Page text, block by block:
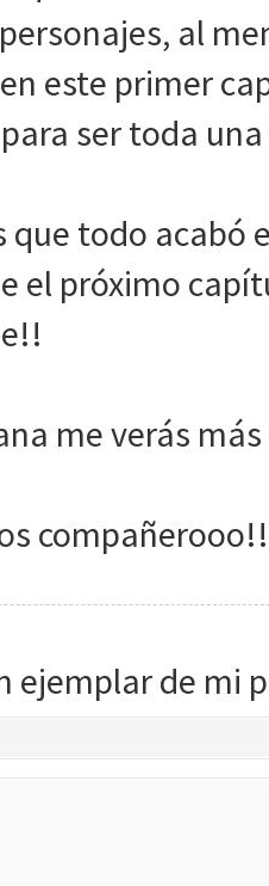
al
este primer
ser toda
que todo
el próximo
me verás
ejemplar de mi